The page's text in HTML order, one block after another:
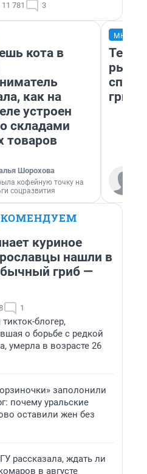
11 781 3
кота в
как на
устроен
складами
товаров
Шорохова
кофейную точку на
соцразвития
куриное
нашли в
гриб —
1
блогер,
о борьбе с редкой
умерла в возрасте 26
заполонили
почему уральские
оставили жен без
рассказала, ждать ли
в августе